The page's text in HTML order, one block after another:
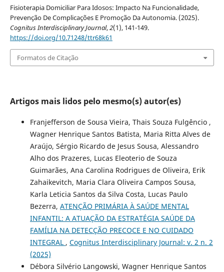
Fisioterapia Domiciliar Para Idosos: Impacto Na Funcionalidade,
Prevenção De Complicações E Promoção Da Autonomia. (2025).
Cognitus Interdisciplinary Journal,2(1), 141-149.
https://doi.org/10.71248/ttr68k61
Formatos de Citação
Artigos mais lidos pelo mesmo(s) autor(es)
Franjefferson de Sousa Vieira, Thais Souza Fulgêncio ,
Wagner Henrique Santos Batista, Maria Ritta Alves de
Araújo, Sérgio Ricardo de Jesus Sousa, Alessandro
Alho dos Prazeres, Lucas Eleoterio de Souza
Guimarães, Ana Carolina Rodrigues de Oliveira, Erik
Zahaikevitch, Maria Clara Oliveira Campos Sousa,
Karla Leticia Santos da Silva Costa, Lucas Paulo
Bezerra, ATENÇÃO PRIMÁRIA À SAÚDE MENTAL
INFANTIL: A ATUAÇÃO DA ESTRATÉGIA SAÚDE DA
FAMÍLIA NA DETECÇÃO PRECOCE E NO CUIDADO
INTEGRAL , Cognitus Interdisciplinary Journal: v. 2 n. 2
(2025)
Débora Silvério Langowski, Wagner Henrique Santos